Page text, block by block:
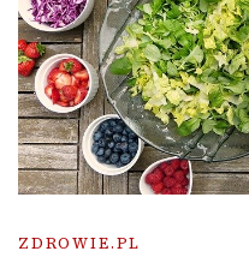
ZDROWIE.PL